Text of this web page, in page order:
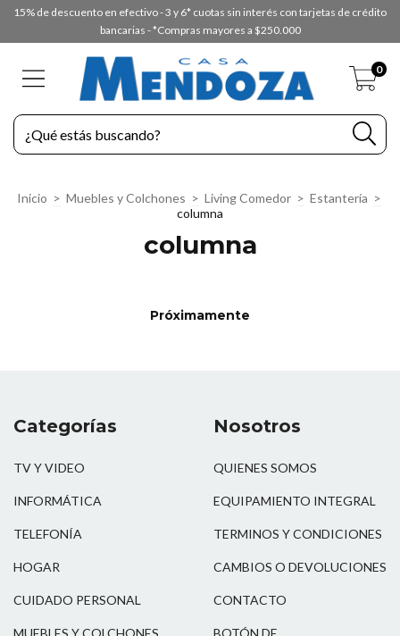
15% de descuento en efectivo - 3 y 6* cuotas sin interés con tarjetas de crédito
bancarias - *Compras mayores a $250.000
0
Inicio > Muebles y Colchones > Living Comedor > Estantería >
columna
columna
Próximamente
Categorías
TV Y VIDEO
INFORMÁTICA
TELEFONÍA
HOGAR
CUIDADO PERSONAL
Nosotros
QUIENES SOMOS
EQUIPAMIENTO INTEGRAL
TERMINOS Y CONDICIONES
CAMBIOS O DEVOLUCIONES
CONTACTO